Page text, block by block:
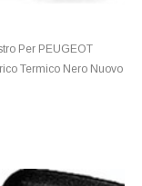
Per PEUGEOT
Termico Nero Nuovo